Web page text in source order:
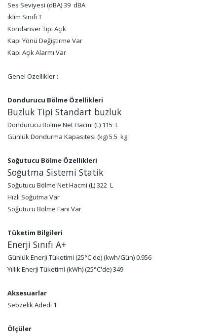
Ses Seviyesi (dBA) 39 dBA
iklim Sınıfı T
Kondanser Tipi Açık
Kapı Yönü Değiştirme Var
Kapı Açık Alarmı Var
Genel Özellikler :
Dondurucu Bölme Özellikleri
Buzluk Tipi Standart buzluk
Dondurucu Bölme Net Hacmi (L) 115 L
Günlük Dondurma Kapasitesi (kg) 5.5 kg
Soğutucu Bölme Özellikleri
Soğutma Sistemi Statik
Soğutucu Bölme Net Hacmi (L) 322 L
Hızlı Soğutma Var
Soğutucu Bölme Fanı Var
Tüketim Bilgileri
Enerji Sınıfı A+
Günlük Enerji Tüketimi (25°C'de) (kwh/Gün) 0.956
Yıllık Enerji Tüketimi (kWh) (25°C'de) 349
Aksesuarlar
Sebzelik Adedi 1
Ölçüler